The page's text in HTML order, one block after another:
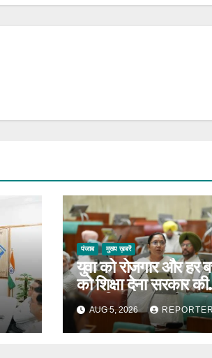
पंजाब मुख्य ख़बरें
युवा को रोजगार और हर
को शिक्षा देना सरकार की
प्राथमिकता – मंत्री
AUG 5, 2026